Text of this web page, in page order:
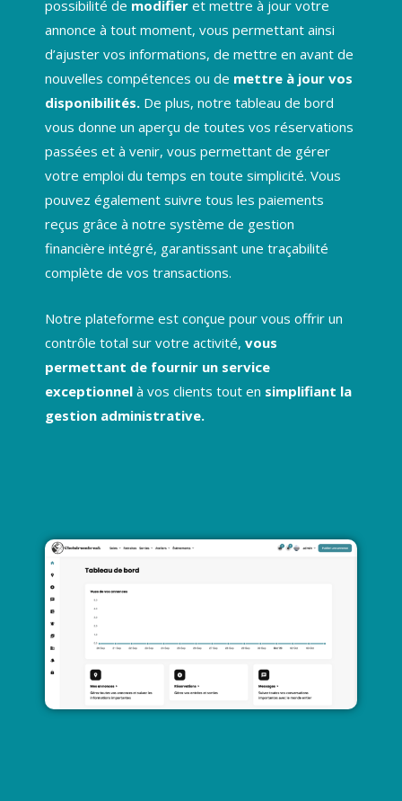
possibilité de modifier et mettre à jour votre
annonce à tout moment, vous permettant ainsi
d’ajuster vos informations, de mettre en avant de
nouvelles compétences ou de mettre à jour vos
disponibilités. De plus, notre tableau de bord
vous donne un aperçu de toutes vos réservations
passées et à venir, vous permettant de gérer
votre emploi du temps en toute simplicité. Vous
pouvez également suivre tous les paiements
reçus grâce à notre système de gestion
financière intégré, garantissant une traçabilité
complète de vos transactions.
Notre plateforme est conçue pour vous offrir un
contrôle total sur votre activité, vous
permettant de fournir un service
exceptionnel à vos clients tout en simplifiant la
gestion administrative.